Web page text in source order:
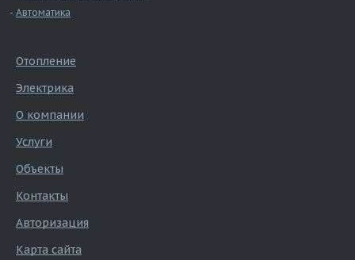
Автоматика
Отопление
Электрика
О компании
Услуги
Объекты
Контакты
Авторизация
Карта сайта